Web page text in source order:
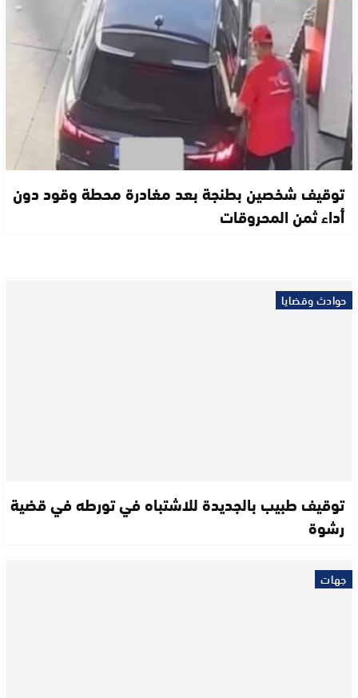
توقيف شخصين بطنجة بعد مغادرة محطة وقود دون
أداء ثمن المحروقات
حوادث وقضايا
توقيف طبيب بالجديدة للاشتباه في تورطه في قضية
رشوة
جهات